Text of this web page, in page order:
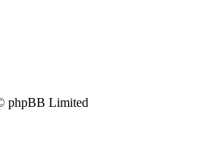
phpBB Limited